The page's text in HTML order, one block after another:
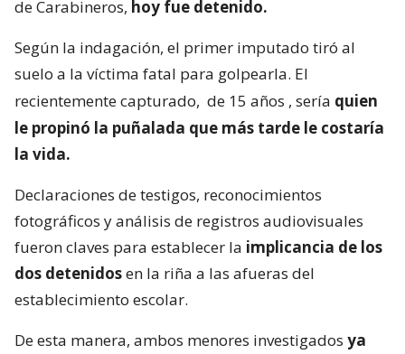
de Carabineros, hoy fue detenido.
Según la indagación, el primer imputado tiró al
suelo a la víctima fatal para golpearla. El
recientemente capturado, de 15 años , sería quien
le propinó la puñalada que más tarde le costaría
la vida.
Declaraciones de testigos, reconocimientos
fotográficos y análisis de registros audiovisuales
fueron claves para establecer la implicancia de los
dos detenidosen la riña a las afueras del
establecimiento escolar.
De esta manera, ambos menores investigados ya